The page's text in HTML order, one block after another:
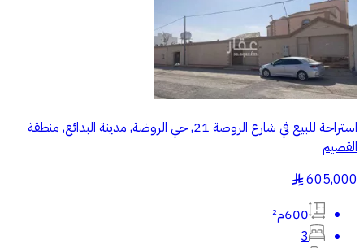
استراحة للبيع في شارع الروضة 21, حي الروضة, مدينة البدائع, منطقة
القصيم
605,000
§
600م²
3